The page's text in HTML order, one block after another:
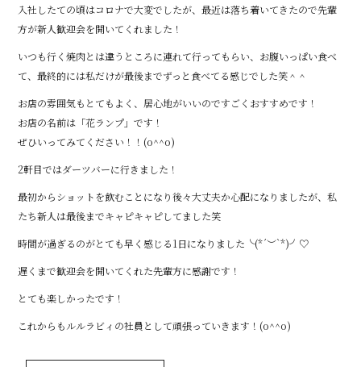
入社したての頃はコロナで大変でしたが、最近は落ち着いてきたので先輩
方が新人歓迎会を開いてくれました！
いつも行く焼肉とは違うところに連れて行ってもらい、お腹いっぱい食べ
て、最終的には私だけが最後までずっと食べてる感じでした笑＾＾
お店の雰囲気もとてもよく、居心地がいいのですごくおすすめです！
お店の名前は「花ランプ」です！
ぜひいってみてください！！(o^^o)
2軒目ではダーツバーに行きました！
最初からショットを飲むことになり後々大丈夫か心配になりましたが、私
たち新人は最後までキャピキャピしてました笑
時間が過ぎるのがとても早く感じる1日になりました╰(*´︶`*)╯♡
遅くまで歓迎会を開いてくれた先輩方に感謝です！
とても楽しかったです！
これからもルルラビィの社員として頑張っていきます！(o^^o)